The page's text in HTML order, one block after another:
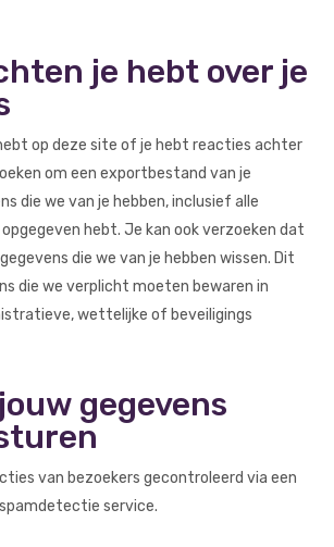
je hebt over je
op deze site of je hebt reacties achter
om een exportbestand van je
die we van je hebben, inclusief alle
hebt. Je kan ook verzoeken dat
die we van je hebben wissen. Dit
die we verplicht moeten bewaren in
wettelijke of beveiligings
gegevens
van bezoekers gecontroleerd via een
service.